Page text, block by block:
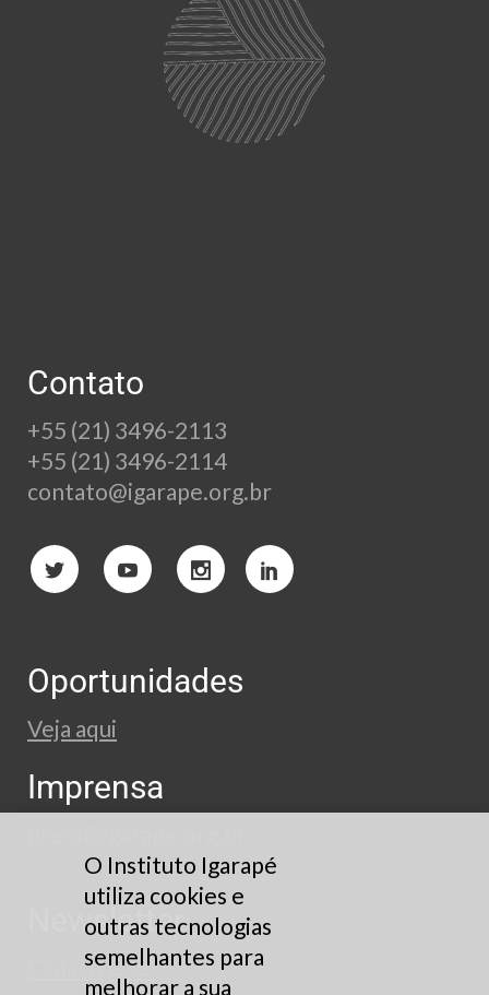
Contato
+55 (21) 3496-2113
+55 (21) 3496-2114
contato@igarape.org.br
Oportunidades
Veja aqui
Imprensa
Newsletter
Cadastre-se
O Instituto Igarapé
utiliza cookies e
outras tecnologias
semelhantes para
melhorar a sua